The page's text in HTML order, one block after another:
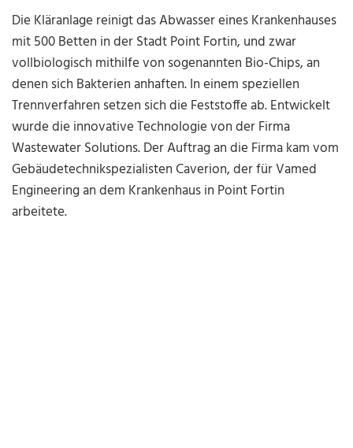
Die Kläranlage reinigt das Abwasser eines Krankenhauses
mit 500 Betten in der Stadt Point Fortin, und zwar
vollbiologisch mithilfe von sogenannten Bio-Chips, an
denen sich Bakterien anhaften. In einem speziellen
Trennverfahren setzen sich die Feststoffe ab. Entwickelt
wurde die innovative Technologie von der Firma
Wastewater Solutions. Der Auftrag an die Firma kam vom
Gebäudetechnikspezialisten Caverion, der für Vamed
Engineering an dem Krankenhaus in Point Fortin
arbeitete.